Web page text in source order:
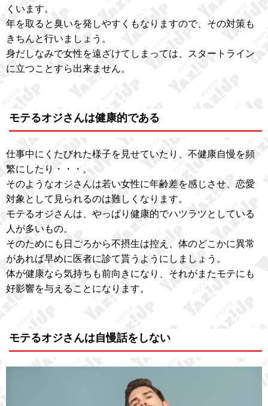
くいます。
年を取ると臭いを発しやすくもなりますので、その対策も
きちんと行いましょう。
身だしなみで女性を遠ざけてしまっては、スタートライン
に立つことすら出来ません。
モテるオジさんは健康的である
仕事中にくたびれた様子を見せていたり、不健康自慢を頻
繁にしたり・・・。
そのようなオジさんは若い女性に年齢差を感じさせ、恋愛
対象として見られるのは難しくなります。
モテるオジさんは、やっぱり健康的でハツラツとしている
人が多いもの。
そのためにも日ごろから不摂生は控え、体のどこかに異常
があれば早めに医者に診て貰うようにしましょう。
体が健康なら気持ちも前向きになり、それがまたモテにも
好影響を与えることになります。
モテるオジさんは自慢話をしない